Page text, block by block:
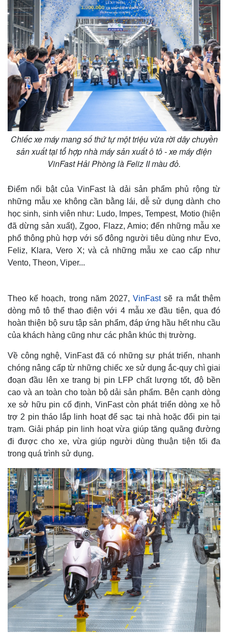
Thế giới
Quan sát
Cuộc sống đó đây
Multimedia
Video
Infographic
Chiếc xe máy mang số thứ tự một triệu vừa rời dây chuyền
sản xuất tại tổ hợp nhà máy sản xuất ô tô - xe máy điện
VinFast Hải Phòng là Feliz II màu đỏ.
Điểm nổi bật của VinFast là dải sản phẩm phủ rộng từ
những mẫu xe không cần bằng lái, dễ sử dụng dành cho
học sinh, sinh viên như: Ludo, Impes, Tempest, Motio (hiện
đã dừng sản xuất), Zgoo, Flazz, Amio; đến những mẫu xe
phổ thông phù hợp với số đông người tiêu dùng như Evo,
Feliz, Klara, Vero X; và cả những mẫu xe cao cấp như
Vento, Theon, Viper...
Theo kế hoạch, trong năm 2027,VinFastsẽ ra mắt thêm
dòng mô tô thể thao điện với 4 mẫu xe đầu tiên, qua đó
hoàn thiện bộ sưu tập sản phẩm, đáp ứng hầu hết nhu cầu
của khách hàng cũng như các phân khúc thị trường.
Về công nghệ, VinFast đã có những sự phát triển, nhanh
chóng nâng cấp từ những chiếc xe sử dụng ắc-quy chì giai
đoạn đầu lên xe trang bị pin LFP chất lượng tốt, độ bền
cao và an toàn cho toàn bộ dải sản phẩm. Bên cạnh dòng
xe sở hữu pin cố định, VinFast còn phát triển dòng xe hỗ
trợ 2 pin tháo lắp linh hoạt để sạc tại nhà hoặc đổi pin tại
trạm. Giải pháp pin linh hoạt vừa giúp tăng quãng đường
đi được cho xe, vừa giúp người dùng thuận tiện tối đa
trong quá trình sử dụng.